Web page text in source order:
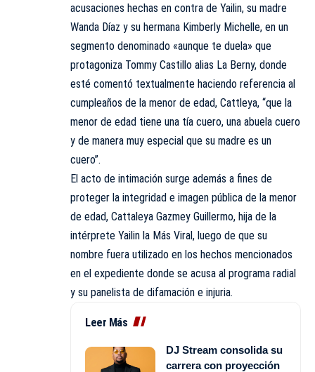
acusaciones hechas en contra de Yailin, su madre
Wanda Díaz y su hermana Kimberly Michelle, en un
segmento denominado «aunque te duela» que
protagoniza Tommy Castillo alias La Berny, donde
esté comentó textualmente haciendo referencia al
cumpleaños de la menor de edad, Cattleya, “que la
menor de edad tiene una tía cuero, una abuela cuero
y de manera muy especial que su madre es un
cuero”.
El acto de intimación surge además a fines de
proteger la integridad e imagen pública de la menor
de edad, Cattaleya Gazmey Guillermo, hija de la
intérprete Yailin la Más Viral, luego de que su
nombre fuera utilizado en los hechos mencionados
en el expediente donde se acusa al programa radial
y su panelista de difamación e injuria.
Leer Más
DJ Stream consolida su
carrera con proyección